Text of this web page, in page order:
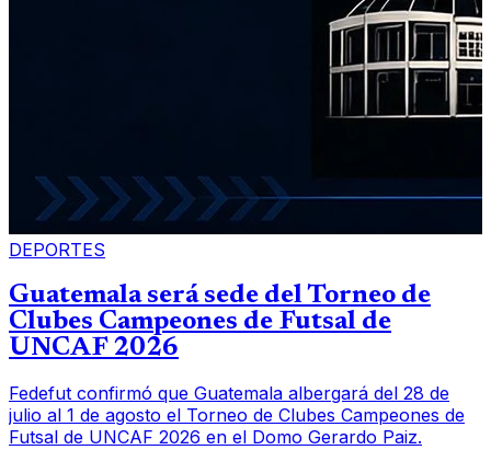
DEPORTES
Guatemala será sede del Torneo de
Clubes Campeones de Futsal de
UNCAF 2026
Fedefut confirmó que Guatemala albergará del 28 de
julio al 1 de agosto el Torneo de Clubes Campeones de
Futsal de UNCAF 2026 en el Domo Gerardo Paiz.